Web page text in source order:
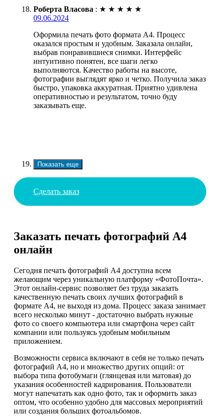
Роберта Власова : ★ ★ ★ ★ ★
09.06.2024
Оформила печать фото формата А4. Процесс
оказался простым и удобным. Заказала онлайн,
выбрав понравившиеся снимки. Интерфейс
интуитивно понятен, все шаги легко
выполняются. Качество работы на высоте,
фотографии выглядят ярко и четко. Получила заказ
быстро, упаковка аккуратная. Приятно удивлена
оперативностью и результатом, точно буду
заказывать еще.
Показать еще
Сделать заказ
Заказать печать фотографий А4
онлайн
Сегодня печать фотографий А4 доступна всем
желающим через уникальную платформу «ФотоПочта».
Этот онлайн-сервис позволяет без труда заказать
качественную печать своих лучших фотографий в
формате А4, не выходя из дома. Процесс заказа занимает
всего несколько минут - достаточно выбрать нужные
фото со своего компьютера или смартфона через сайт
компании или пользуясь удобным мобильным
приложением.
Возможности сервиса включают в себя не только печать
фотографий А4, но и множество других опций: от
выбора типа фотобумаги (глянцевая или матовая) до
указания особенностей кадрирования. Пользователи
могут напечатать как одно фото, так и оформить заказ
оптом, что особенно удобно для массовых мероприятий
или создания больших фотоальбомов.